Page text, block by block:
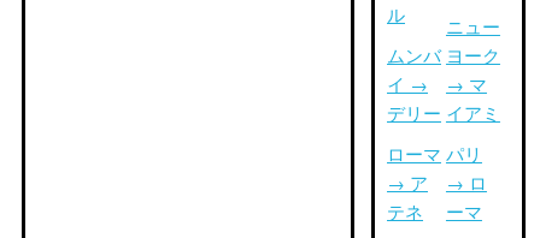
ル
ムンバ
イ →
デリー
ローマ
→ ア
テネ
ニュー
ヨーク
→ マ
イアミ
パリ
→ ロ
ーマ